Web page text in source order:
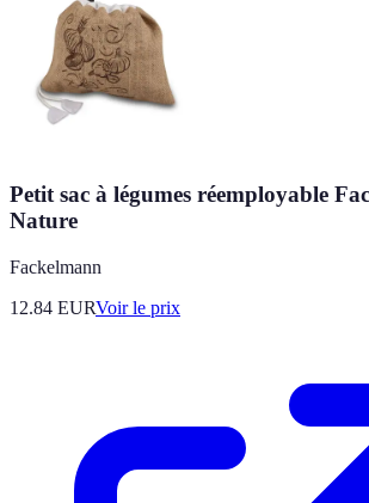
Petit sac à légumes réemployable
Nature
Fackelmann
12.84 EURVoir le prix